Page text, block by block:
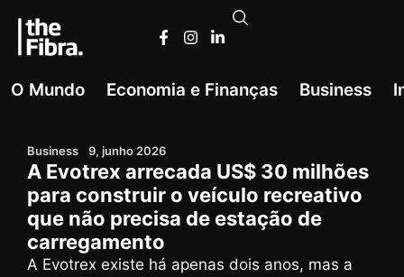
O Mundo Economia e Finanças Business
Business 9, junho 2026
A Evotrex arrecada US$ 30 milhões
para construir o veículo recreativo
que não precisa de estação de
carregamento
A Evotrex existe há apenas dois anos, mas a